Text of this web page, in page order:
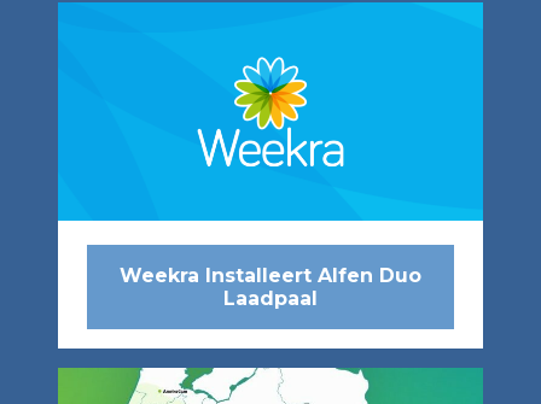
Weekra Installeert Alfen Duo
Laadpaal